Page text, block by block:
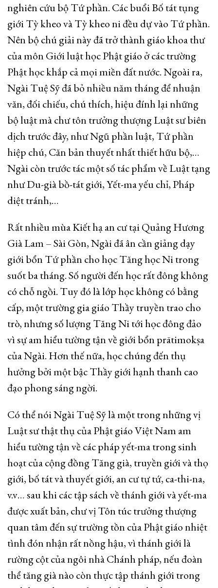
nghiên cứu bộ Tứ phần. Các buổi Bố tát tụng
giới Tỳ kheo và Tỳ kheo ni đều dự vào Tứ phần.
Nên bộ chú giải này đã trở thành giáo khoa thư
của môn Giới luật học Phật giáo ở các trường
Phật học khắp cả mọi miền đất nước. Ngoài ra,
Ngài Tuệ Sỹ đã bỏ nhiều năm tháng để nhuận
văn, đối chiếu, chú thích, hiệu đính lại những
bộ luật mà chư tôn trưởng thượng Luật sư biên
dịch trước đây, như Ngũ phần luật, Tứ phần
hiệp chú, Căn bản thuyết nhất thiết hữu bộ,…
Ngài còn trước tác một số tác phẩm về Luật tạng
như Du-già bồ-tát giới, Yết-ma yếu chỉ, Pháp
diệt tránh,…
Rất nhiều mùa Kiết hạ an cư tại Quảng Hương
Già Lam – Sài Gòn, Ngài đã ân cần giảng dạy
giới bổn Tứ phần cho học Tăng học Ni trong
suốt ba tháng. Số người đến học rất đông không
có chỗ ngồi. Tuy đó là lớp học không có bằng
cấp, một trường gia giáo Thầy truyền trao cho
trò, nhưng số lượng Tăng Ni tới học đông đảo
vì sự am hiểu tường tận về giới bổn prātimokṣa
của Ngài. Hơn thế nữa, học chúng đến thụ
hưởng bởi một bậc Thầy giới hạnh thanh cao
đạo phong sáng ngời.
Có thể nói Ngài Tuệ Sỹ là một trong những vị
Luật sư thật thụ của Phật giáo Việt Nam am
hiểu tường tận về các pháp yết-ma trong sinh
hoạt của cộng đồng Tăng già, truyền giới và thọ
giới, bố tát và thuyết giới, an cư tự tứ, ca-thi-na,
v.v… sau khi các tập sách về thánh giới và yết-ma
được xuất bản, chư vị Tôn túc trưởng thượng
quan tâm đến sự trường tồn của Phật giáo nhiệt
tình đón nhận rất nồng hậu, vì thánh giới là
rường cột của ngôi nhà Chánh pháp, nếu đoàn
thể tăng già nào còn thực tập thánh giới trong